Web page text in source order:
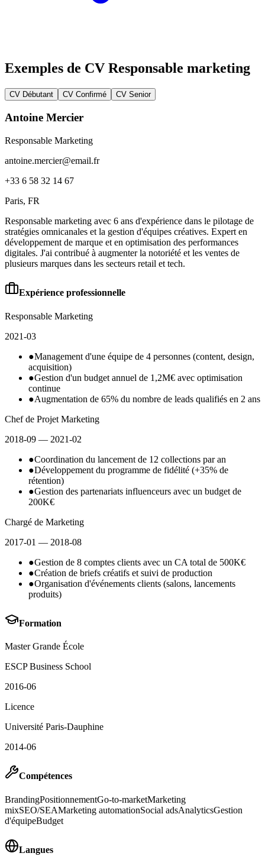
Exemples de CV Responsable marketing
CV Débutant CV Confirmé CV Senior
Antoine Mercier
Responsable Marketing
antoine.mercier@email.fr
+33 6 58 32 14 67
Paris, FR
Responsable marketing avec 6 ans d'expérience dans le pilotage de
stratégies omnicanales et la gestion d'équipes créatives. Expert en
développement de marque et en optimisation des performances
digitales. J'ai contribué à augmenter la notoriété et les ventes de
plusieurs marques dans les secteurs retail et tech.
Expérience professionnelle
Responsable Marketing
2021-03
●Management d'une équipe de 4 personnes (content, design,
acquisition)
●Gestion d'un budget annuel de 1,2M€ avec optimisation
continue
●Augmentation de 65% du nombre de leads qualifiés en 2 ans
Chef de Projet Marketing
2018-09 — 2021-02
●Coordination du lancement de 12 collections par an
●Développement du programme de fidélité (+35% de
rétention)
●Gestion des partenariats influenceurs avec un budget de
200K€
Chargé de Marketing
2017-01 — 2018-08
●Gestion de 8 comptes clients avec un CA total de 500K€
●Création de briefs créatifs et suivi de production
●Organisation d'événements clients (salons, lancements
produits)
Formation
Master Grande École
ESCP Business School
2016-06
Licence
Université Paris-Dauphine
2014-06
Compétences
BrandingPositionnementGo-to-marketMarketing
mixSEO/SEAMarketing automationSocial adsAnalyticsGestion
d'équipeBudget
Langues